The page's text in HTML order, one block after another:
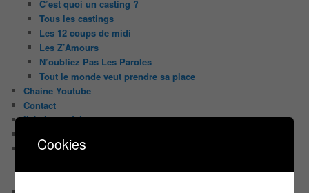
C’est quoi un casting ?
Tous les castings
Les 12 coups de midi
Les Z’Amours
N’oubliez Pas Les Paroles
Tout le monde veut prendre sa place
Chaine Youtube
Contact
Il était une fois ….
Le trombinoscope des Joueurs
Cookies